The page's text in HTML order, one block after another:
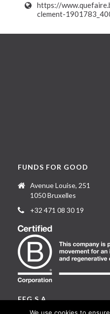
https://
clement-
FUNDS FOR GOOD
Avenue Louise, 251
1050 Bruxelles
+32 471 08 30 19
FFG S.A.